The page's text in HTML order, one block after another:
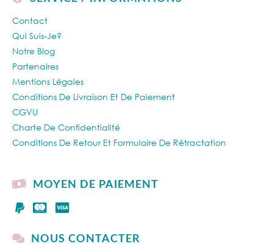
Contact
Qui Suis-Je?
Notre Blog
Partenaires
Mentions Légales
Conditions De Livraison Et De Paiement
CGVU
Charte De Confidentialité
Conditions De Retour Et Formulaire De Rétractation
MOYEN DE PAIEMENT
NOUS CONTACTER